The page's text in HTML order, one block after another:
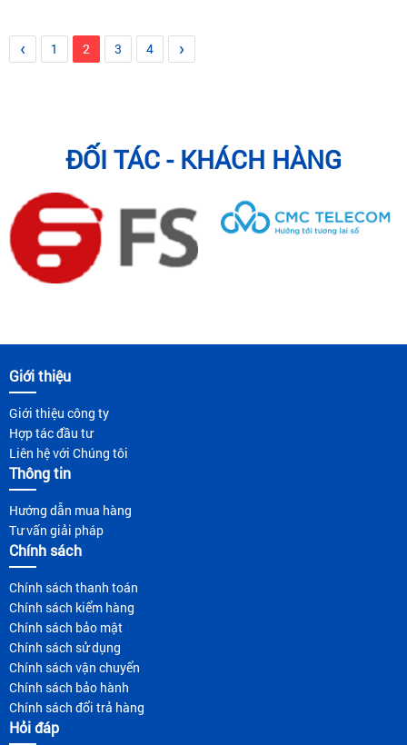
‹ 1 2 3 4 ›
ĐỐI TÁC - KHÁCH HÀNG
Giới thiệu
Giới thiệu công ty
Hợp tác đầu tư
Liên hệ với Chúng tôi
Thông tin
Hướng dẫn mua hàng
Tư vấn giải pháp
Chính sách
Chính sách thanh toán
Chính sách kiểm hàng
Chính sách bảo mật
Chính sách sử dụng
Chính sách vận chuyển
Chính sách bảo hành
Chính sách đổi trả hàng
Hỏi đáp